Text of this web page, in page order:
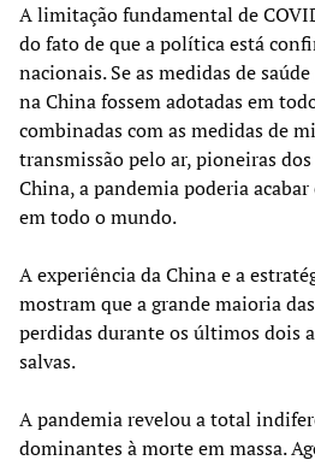
A limitação fundamental de
do fato de que a política está
nacionais. Se as medidas de
na China fossem adotadas em
combinadas com as medidas de
transmissão pelo ar, pioneiras
China, a pandemia poderia acabar
em todo o mundo.
A experiência da China e a
mostram que a grande maioria
perdidas durante os últimos dois
salvas.
A pandemia revelou a total
dominantes à morte em massa.